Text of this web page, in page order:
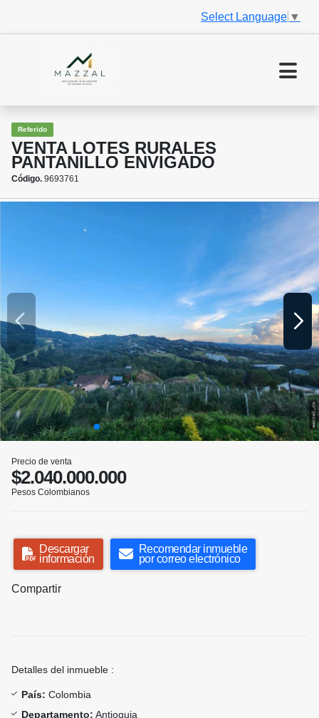
Select Language ▼
Referido
VENTA LOTES RURALES
PANTANILLO ENVIGADO
Código. 9693761
Precio de venta
$2.040.000.000
Pesos Colombianos
Descargar
información
Recomendar inmueble
por correo electrónico
Compartir
Detalles del inmueble :
País: Colombia
Departamento: Antioquia